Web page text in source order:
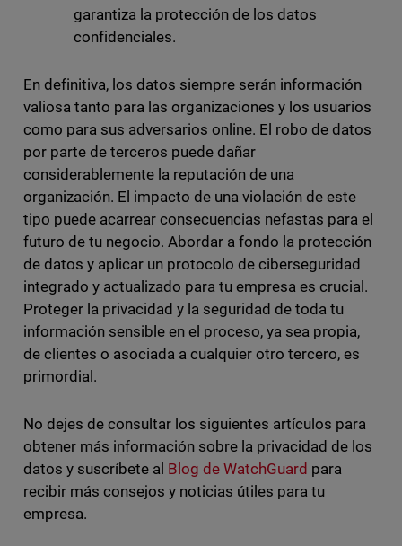
garantiza la protección de los datos
confidenciales.
En definitiva, los datos siempre serán información
valiosa tanto para las organizaciones y los usuarios
como para sus adversarios online. El robo de datos
por parte de terceros puede dañar
considerablemente la reputación de una
organización. El impacto de una violación de este
tipo puede acarrear consecuencias nefastas para el
futuro de tu negocio. Abordar a fondo la protección
de datos y aplicar un protocolo de ciberseguridad
integrado y actualizado para tu empresa es crucial.
Proteger la privacidad y la seguridad de toda tu
información sensible en el proceso, ya sea propia,
de clientes o asociada a cualquier otro tercero, es
primordial.
No dejes de consultar los siguientes artículos para
obtener más información sobre la privacidad de los
datos y suscríbete al Blog de WatchGuard para
recibir más consejos y noticias útiles para tu
empresa.